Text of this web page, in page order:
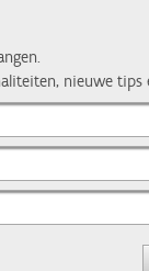
nieuwe tips